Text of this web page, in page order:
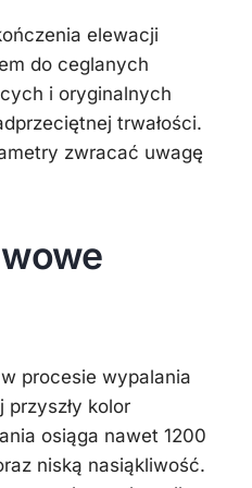
elewacji
do ceglanych
i oryginalnych
trwałości.
zwracać uwagę
procesie wypalania
przyszły kolor
osiąga nawet 1200
niską nasiąkliwość.